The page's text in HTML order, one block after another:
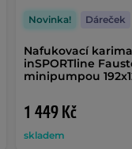
Nafukovací
inSPORTline
minipumpou
1 449 Kč
skladem
Novinka! Dáreček